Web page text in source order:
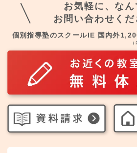
お気軽に、なん
お問い合わせくだ
個別指導塾のスクールIE 国内外